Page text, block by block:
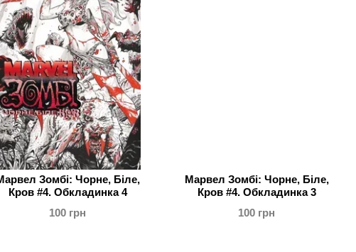
Зомбі: Чорне, Біле,
Кров #4. Обкладинка 4
100 грн
Марвел Зомбі: Чорне, Біле,
Кров #4. Обкладинка 3
100 грн